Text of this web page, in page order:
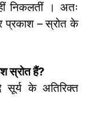
निकलतीं । अतः
प्रकाश – स्रोत के
स्रोत हैं?
के अतिरिक्त